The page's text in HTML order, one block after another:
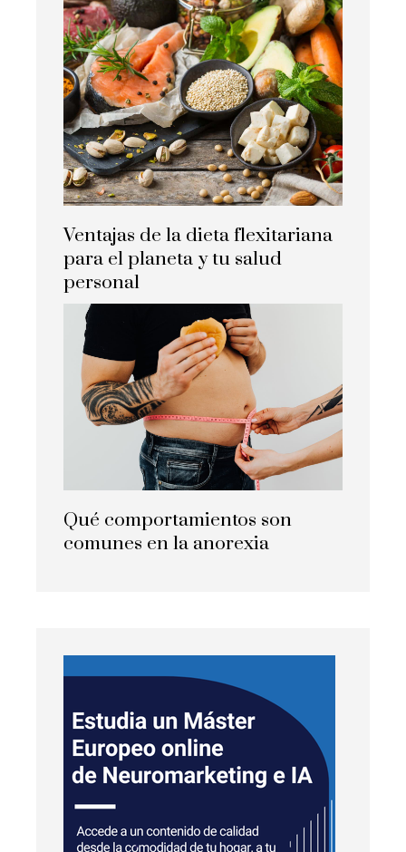
Ventajas de la dieta flexitariana
para el planeta y tu salud
personal
Qué comportamientos son
comunes en la anorexia